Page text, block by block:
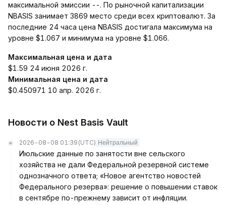
максимальной эмиссии --. По рыночной капитализации
NBASIS занимает 3869 место среди всех криптовалют. За
последние 24 часа цена NBASIS достигала максимума на
уровне $1.067 и минимума на уровне $1.066.
Максимальная цена и дата
$1.59 24 июня 2026 г.
Минимальная цена и дата
$0.450971 10 апр. 2026 г.
Новости о Nest Basis Vault
2026-08-08 01:39 (UTC) Нейтральный
Июльские данные по занятости вне сельского
хозяйства не дали Федеральной резервной системе
однозначного ответа; «Новое агентство новостей
Федерального резерва»: решение о повышении ставок
в сентябре по-прежнему зависит от инфляции.